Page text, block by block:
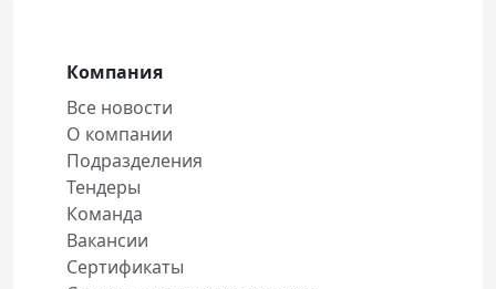
Компания
Все новости
О компании
Подразделения
Тендеры
Команда
Вакансии
Сертификаты